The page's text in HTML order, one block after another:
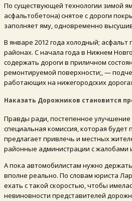
По существующей технологии зимой
асфальтобетона) снятое с дороги
заполняет яму, одновременно
В январе 2012 года холодный;
районах. С начала года в Нижнем
содержать дороги в приличном
ремонтируемой поверхности;, —
работающих на нижегородских
Наказать Дорожников становится
Правды ради, постепенное улучшение
специальная комиссия, которая
предлагает привлечь и местных
районные администрации с жалобами
А пока автомобилистам нужно
вполне реально. По словам юриста
ехать с такой скоростью, чтобы
невиновности представителей